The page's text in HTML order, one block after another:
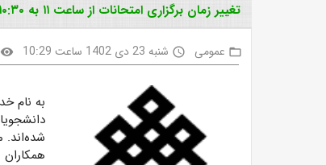
تغییر زمان برگزاری امتحانات از ساعت ۱۱ به ۱۰:۳۰
folder_open عمومی access_time شنبه 23 دی 1402 ساعت 10:29 visibility
به نام
شده‌اند.